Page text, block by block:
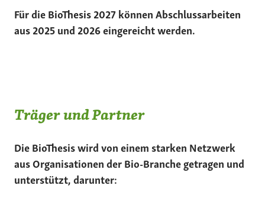
Für die BioThesis 2027 können Abschlussarbeiten
aus 2025 und 2026 eingereicht werden.
Träger und Partner
Die BioThesis wird von einem starken Netzwerk
aus Organisationen der Bio-Branche getragen und
unterstützt, darunter: